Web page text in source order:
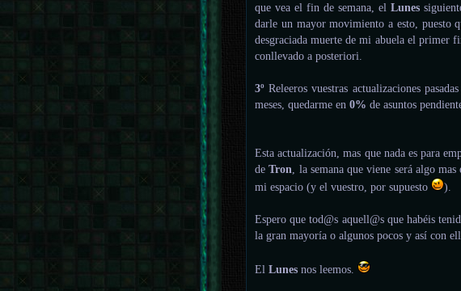
que vea el fin de semana, elLunes
darle un mayor movimiento a esto, puesto
desgraciada muerte de mi abuela el primer
conllevado a posteriori.
3º Releeros vuestras actualizaciones
meses, quedarme en0% de asuntos
Esta actualización, mas que nada es para
deTron , la semana que viene será algo
mi espacio (y el vuestro, por supuesto
).
Espero que tod@s aquell@s que habéis
la gran mayoría o algunos pocos y así con
ElLunes nos leemos.